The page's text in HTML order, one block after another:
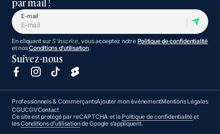
E-mail
En cliquant surS'inscrire, vous acceptez notre Politique de confidentialité
et nosConditions d’utilisation.
Suivez-nous
Professionnels & CommerçantsAjouter mon événementMentions Légales
CGUCGVContact
Ce site est protégé par reCAPTCHA et la Politique de confidentialitéet
lesConditions d’utilisationde Google s’appliquent.